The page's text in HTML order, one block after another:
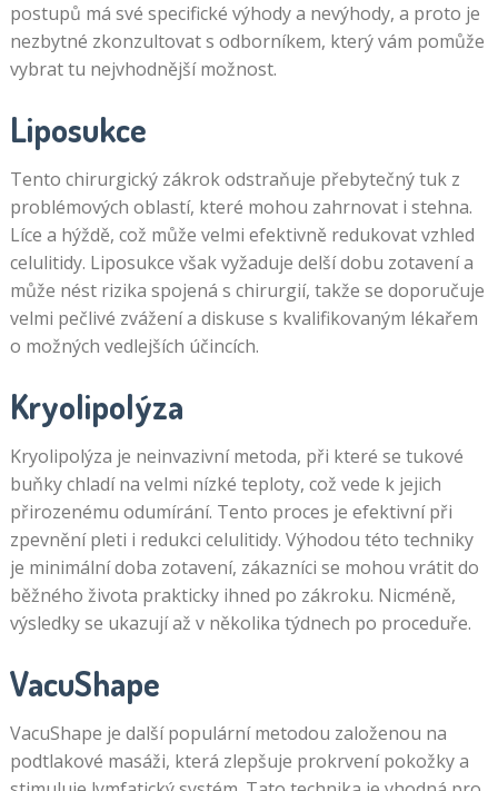
postupů má své specifické výhody a nevýhody, a proto je
nezbytné zkonzultovat s odborníkem, který vám pomůže
vybrat tu nejvhodnější možnost.
Liposukce
Tento chirurgický zákrok odstraňuje přebytečný tuk z
problémových oblastí, které mohou zahrnovat i stehna.
Líce a hýždě, což může velmi efektivně redukovat vzhled
celulitidy. Liposukce však vyžaduje delší dobu zotavení a
může nést rizika spojená s chirurgií, takže se doporučuje
velmi pečlivé zvážení a diskuse s kvalifikovaným lékařem
o možných vedlejších účincích.
Kryolipolýza
Kryolipolýza je neinvazivní metoda, při které se tukové
buňky chladí na velmi nízké teploty, což vede k jejich
přirozenému odumírání. Tento proces je efektivní při
zpevnění pleti i redukci celulitidy. Výhodou této techniky
je minimální doba zotavení, zákazníci se mohou vrátit do
běžného života prakticky ihned po zákroku. Nicméně,
výsledky se ukazují až v několika týdnech po proceduře.
VacuShape
VacuShape je další populární metodou založenou na
podtlakové masáži, která zlepšuje prokrvení pokožky a